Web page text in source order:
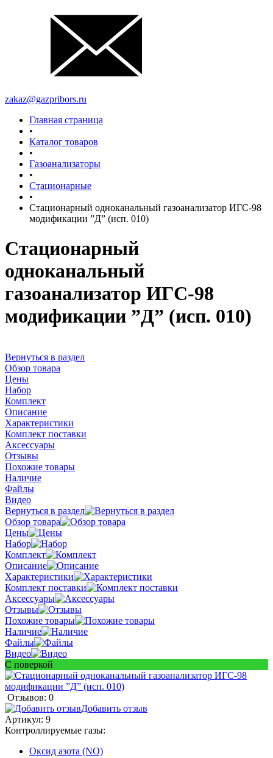
zakaz@gazpribors.ru
Главная страница
•
Каталог товаров
•
Газоанализаторы
•
Стационарные
•
Стационарный одноканальный газоанализатор ИГС-98
модификации ”Д” (исп. 010)
Стационарный
одноканальный
газоанализатор ИГС-98
модификации ”Д” (исп. 010)
Вернуться в раздел
Обзор товара
Цены
Набор
Комплект
Описание
Характеристики
Комплект поставки
Аксессуары
Отзывы
Похожие товары
Наличие
Файлы
Видео
Вернуться в раздел
Обзор товара
Цены
Набор
Комплект
Описание
Характеристики
Комплект поставки
Аксессуары
Отзывы
Похожие товары
Наличие
Файлы
Видео
С поверкой
Отзывов: 0
Добавить отзыв
Артикул: 9
Контроллируемые газы:
Оксид азота (NO)